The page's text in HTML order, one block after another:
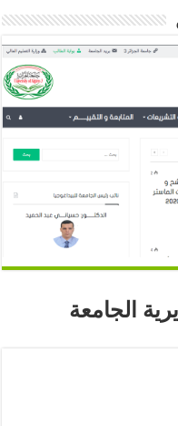
الجامعة